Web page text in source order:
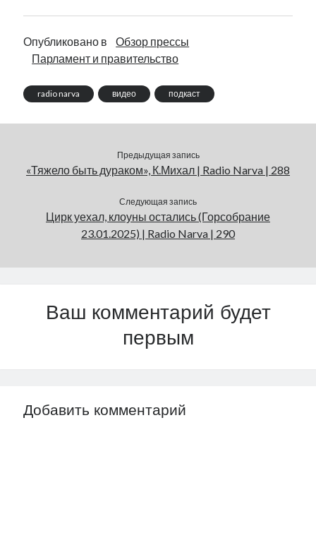
Опубликовано в
Обзор прессы
Парламент и правительство
radio narva видео подкаст
Предыдущая запись
«Тяжело быть дураком», К.Михал | Radio Narva | 288
Следующая запись
Цирк уехал, клоуны остались (Горсобрание
23.01.2025) | Radio Narva | 290
Ваш комментарий будет
первым
Добавить комментарий